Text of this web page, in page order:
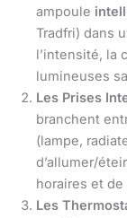
ampoule
Tradfri) dans
l’intensité, la
lumineuses
Les Prises
branchent
(lampe,
d’allumer/
horaires et
Les